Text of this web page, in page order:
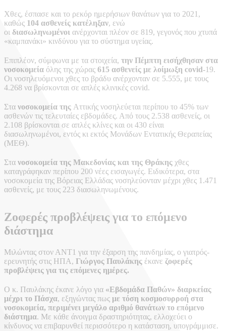
Χθες, έσπασε και το ρεκόρ ημερήσιων θανάτων για το 2021,
καθώς 104 ασθενείς κατέληξαν, ενώ
οι διασωληνωμένοι ανέρχονται πλέον σε 819, γεγονός που χτυπά
«καμπανάκι» κινδύνου για το σύστημα υγείας.
Επιπλέον, σύμφωνα με τα στοιχεία, την Πέμπτη εισήχθησαν στα
νοσοκομεία όλης της χώρας 615 ασθενείς με λοίμωξη covid-19.
Οι νοσηλευόμενοι χθες το βράδυ ανέρχονταν σε 5.555, με τους
4.268 να βρίσκονται σε απλές κλινικές covid.
Στα νοσοκομεία της Αττικής νοσηλεύεται περίπου το 45% των
ασθενών τις τελευταίες εβδομάδες. Από τους 2.538 ασθενείς, οι
2.108 βρίσκονται σε απλές κλίνες και οι 430 είναι
διασωληνωμένοι, εντός κι εκτός Μονάδων Εντατικής Θεραπείας
(ΜΕΘ).
Στα νοσοκομεία της Μακεδονίας και της Θράκης χθες
καταγράφηκαν περίπου 200 νέες εισαγωγές. Ειδικότερα, στα
νοσοκομεία της Βόρειας Ελλάδας νοσηλεύονταν μέχρι χθες 1.471
ασθενείς, με τους 223 διασωληνωμένους.
Ζοφερές προβλέψεις για το επόμενο
διάστημα
Μιλώντας στον ΑΝΤ1 για την έξαρση της πανδημίας, ο γιατρός-
ερευνητής στις ΗΠΑ, Γιώργος Παυλάκης έκανε ζοφερές
προβλέψεις για τις επόμενες ημέρες.
Ο κ. Παυλάκης έκανε λόγο για «Εβδομάδα Παθών» διαρκείας
μέχρι το Πάσχα, εξηγώντας πως με τόση κοσμοσυρροή στα
νοσοκομεία, περιμένει μεγάλο αριθμό θανάτων το επόμενο
διάστημα. Με κάθε άνοιγμα δραστηριότητας, ελλοχεύει ο
κίνδυνος να επιβαρυνθεί περισσότερο η κατάσταση, υπογράμμισε.